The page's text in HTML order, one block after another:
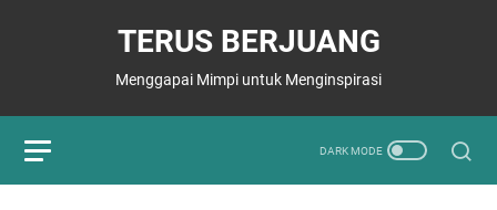
TERUS BERJUANG
Menggapai Mimpi untuk Menginspirasi